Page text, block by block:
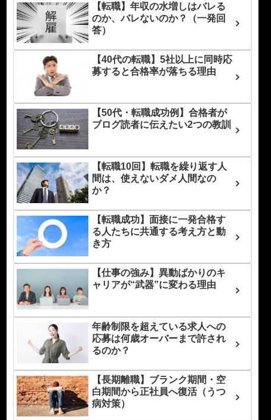
【転職】年収の水増しはバレる
のか、バレないのか？（一発回
答）
【40代の転職】5社以上に同時応
募すると合格率が落ちる理由
【50代・転職成功例】合格者が
ブログ読者に伝えたい2つの教訓
【転職10回】転職を繰り返す人
間は、使えないダメ人間なの
か？
【転職成功】面接に一発合格す
る人たちに共通する考え方と動
き方
【仕事の強み】異動ばかりのキ
ャリアが“武器”に変わる理由
年齢制限を超えている求人への
応募は何歳オーバーまで許され
るのか？
【長期離職】ブランク期間・空
白期間から正社員へ復活（うつ
病対策）